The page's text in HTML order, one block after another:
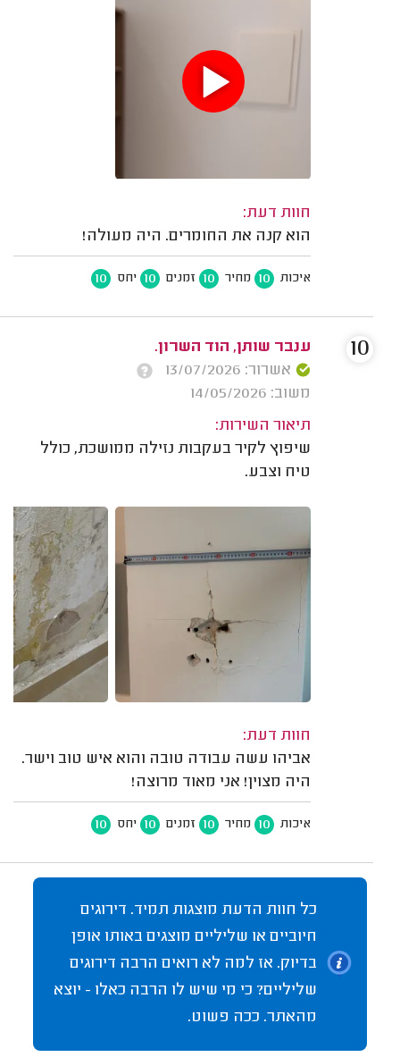
חוות דעת:
הוא קנה את החומרים. היה מעולה!
איכות 10 מחיר 10 זמנים 10 יחס 10
ענבר שותן, הוד השרון.
אשרור: 13/07/2026
משוב: 14/05/2026
תיאור השירות:
שיפוץ לקיר בעקבות נזילה ממושכת, כולל
טיח וצבע.
חוות דעת:
אביהו עשה עבודה טובה והוא איש טוב וישר.
היה מצוין! אני מאוד מרוצה!
איכות 10 מחיר 10 זמנים 10 יחס 10
10
כל חוות הדעת מוצגות תמיד. דירוגים
חיוביים או שליליים מוצגים באותו אופן
בדיוק. אז למה לא רואים הרבה דירוגים
שליליים? כי מי שיש לו הרבה כאלו - יוצא
מהאתר. ככה פשוט.